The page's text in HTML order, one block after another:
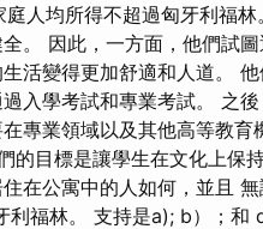
人均所得不超過匈牙利福
。 因此，一方面，他們試
活變得更加舒適和人道。
入學考試和專業考試。 之
專業領域以及其他高等教
的目標是讓學生在文化上保
在公寓中的人如何，並且
福林。 支持是a); b）；和